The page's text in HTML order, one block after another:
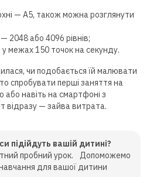
— A5, також можна розглянути
2048 або 4096 рівнів;
межах 150 точок на секунду.
чи подобається їй малювати
спробувати перші заняття на
навіть на смартфоні з
відразу — зайва витрата.
підійдуть вашій дитині?
пробний урок. Допоможемо
для вашої дитини